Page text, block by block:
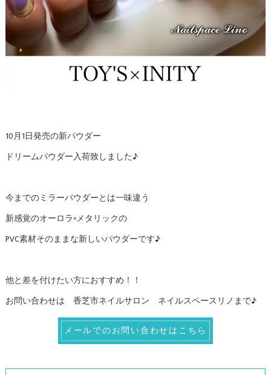
10月1日発売の新パウダー
ドリームパウダー入荷致しました♪
今までのミラーパウダーとは一味違う
新感覚のオーロラ×メタリックの
PVC素材そのままな新しいパウダーです♪
他と差を付けたい方におすすめ！！
お問い合わせは 香芝市ネイルサロン ネイルスペースリノまで♪
メールでのお問い合わせはこちら